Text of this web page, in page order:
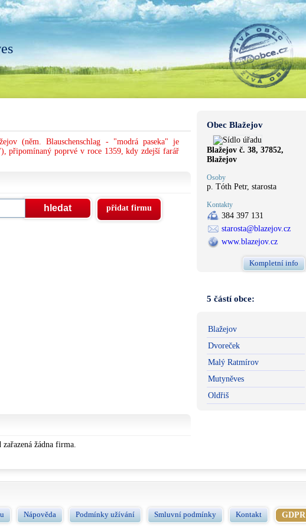
(něm. Blauschenschlag - "modrá paseka" je
připomínaný poprvé v roce 1359, kdy zdejší farář
přidat firmu
zařazená žádna firma.
Obec Blažejov
Blažejov č. 38, 37852,
Blažejov
Osoby
p. Tóth Petr, starosta
Kontakty
384 397 131
starosta@blazejov.cz
www.blazejov.cz
Kompletní info
5 částí obce:
Blažejov
Dvoreček
Malý Ratmírov
Mutyněves
Oldřiš
Nápověda Podmínky užívání Smluvní podmínky Kontakt GDPR